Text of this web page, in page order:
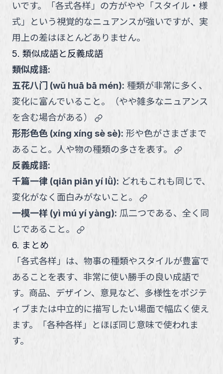
いです。「各式各样」の方がやや「スタイル・様
式」という視覚的なニュアンスが強いですが、実
用上の差はほとんどありません。
5. 類似成語と反義成語
類似成語:
五花八门 (wǔ huā bā mén): 種類が非常に多く、
変化に富んでいること。（やや雑多なニュアンス
を含む場合がある）
link
形形色色 (xíng xíng sè sè): 形や色がさまざまで
あること。人や物の種類の多さを表す。
link
反義成語:
千篇一律 (qiān piān yí lǜ): どれもこれも同じで、
変化がなく面白みがないこと。
link
一模一样 (yì mú yí yàng): 瓜二つである、全く同
じであること。
link
6. まとめ
「各式各样」は、物事の種類やスタイルが豊富で
あることを表す、非常に使い勝手の良い成語で
す。商品、デザイン、意見など、多様性をポジテ
ィブまたは中立的に描写したい場面で幅広く使え
ます。「各种各样」とほぼ同じ意味で使われま
す。